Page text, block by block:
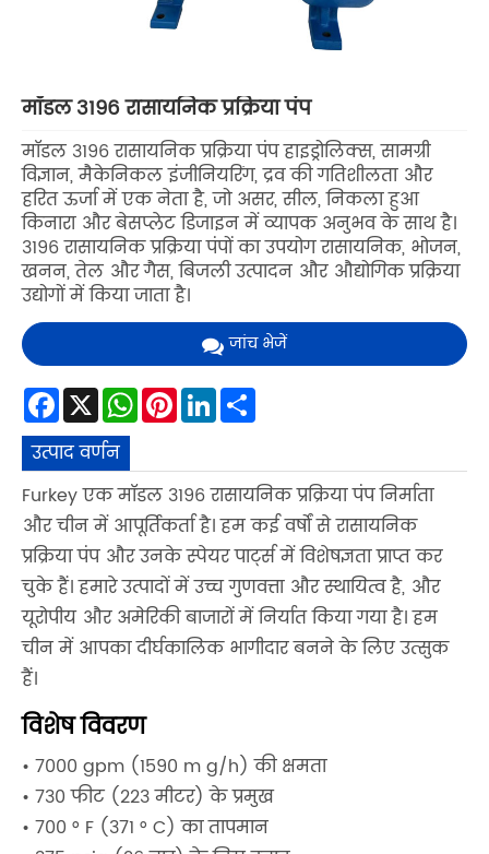
मॉडल 3196 रासायनिक प्रक्रिया पंप
मॉडल 3196 रासायनिक प्रक्रिया पंप हाइड्रोलिक्स, सामग्री
विज्ञान, मैकेनिकल इंजीनियरिंग, द्रव की गतिशीलता और
हरित ऊर्जा में एक नेता है, जो असर, सील, निकला हुआ
किनारा और बेसप्लेट डिजाइन में व्यापक अनुभव के साथ है।
3196 रासायनिक प्रक्रिया पंपों का उपयोग रासायनिक, भोजन,
खनन, तेल और गैस, बिजली उत्पादन और औद्योगिक प्रक्रिया
उद्योगों में किया जाता है।
जांच भेजें
Facebook
X WhatsApp
Pinterest
LinkedIn
उत्पाद वर्णन
Furkey एक मॉडल 3196 रासायनिक प्रक्रिया पंप निर्माता
और चीन में आपूर्तिकर्ता है। हम कई वर्षों से रासायनिक
प्रक्रिया पंप और उनके स्पेयर पार्ट्स में विशेषज्ञता प्राप्त कर
चुके हैं। हमारे उत्पादों में उच्च गुणवत्ता और स्थायित्व है, और
यूरोपीय और अमेरिकी बाजारों में निर्यात किया गया है। हम
चीन में आपका दीर्घकालिक भागीदार बनने के लिए उत्सुक
हैं।
विशेष विवरण
• 7000 gpm (1590 m g/h) की क्षमता
• 730 फीट (223 मीटर) के प्रमुख
• 700 ° F (371 ° C) का तापमान